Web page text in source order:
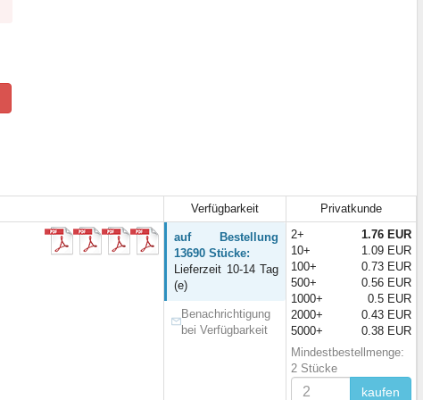
Verfügbarkeit
Privatkunde
auf Bestellung
13690 Stücke:
Lieferzeit 10-14 Tag
(e)
Benachrichtigung
bei Verfügbarkeit
2+
1.76 EUR
10+
1.09 EUR
100+
0.73 EUR
500+
0.56 EUR
1000+
0.5 EUR
2000+
0.43 EUR
5000+
0.38 EUR
Mindestbestellmenge:
2 Stücke
kaufen